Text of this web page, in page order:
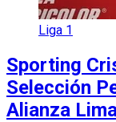
Liga 1
Sporting
Selección
Alianza